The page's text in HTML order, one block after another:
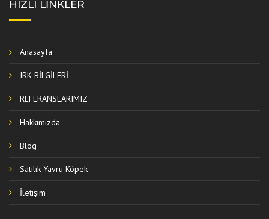
HIZLI LINKLER
Anasayfa
IRK BİLGİLERİ
REFERANSLARIMIZ
Hakkımızda
Blog
Satılık Yavru Köpek
İletişim